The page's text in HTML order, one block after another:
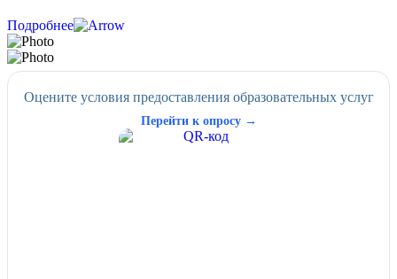
Подробнее
Оцените условия предоставления образовательных услуг
Перейти к опросу →